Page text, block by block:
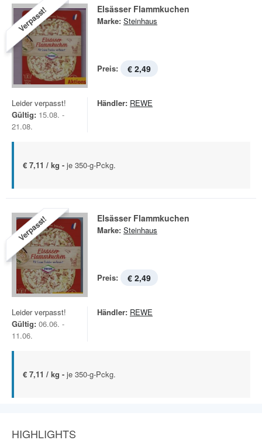
Verpasst! Elsässer Flammkuchen
Marke: Steinhaus
Preis: € 2,49
Leider verpasst!
Gültig: 15.08. -
21.08.
Händler: REWE
€ 7,11 / kg - je 350-g-Pckg.
Verpasst! Elsässer Flammkuchen
Marke: Steinhaus
Preis: € 2,49
Leider verpasst!
Gültig: 06.06. -
11.06.
Händler: REWE
€ 7,11 / kg - je 350-g-Pckg.
HIGHLIGHTS